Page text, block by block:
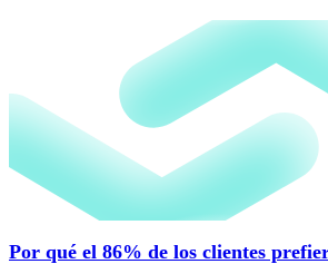
Por qué el 86% de los clientes